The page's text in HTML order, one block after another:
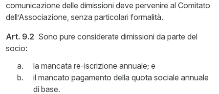
comunicazione delle dimissioni deve pervenire al Comitato
dell’Associazione, senza particolari formalità.
Art. 9.2 Sono pure considerate dimissioni da parte del
socio:
la mancata re-iscrizione annuale; e
il mancato pagamento della quota sociale annuale
di base.